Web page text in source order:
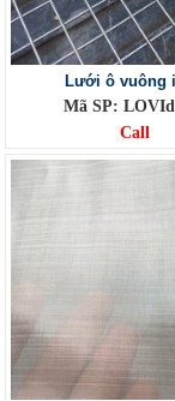
Lưới ô vuông
Mã SP:
Call